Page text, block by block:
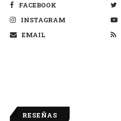
FACEBOOK
INSTAGRAM
EMAIL
RESEÑAS